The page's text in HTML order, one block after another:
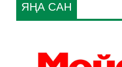
ЯҢА САН